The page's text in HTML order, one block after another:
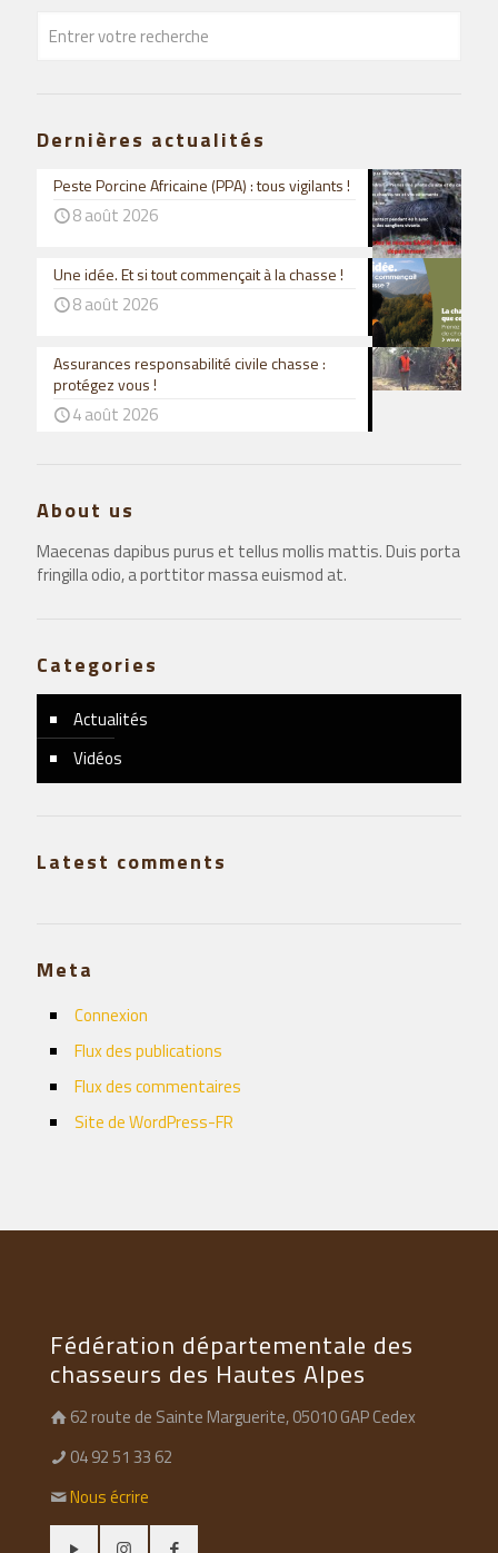
Dernières actualités
Peste Porcine Africaine (PPA) : tous vigilants !
8 août 2026
Une idée. Et si tout commençait à la chasse !
8 août 2026
Assurances responsabilité civile chasse :
protégez vous !
4 août 2026
About us
Maecenas dapibus purus et tellus mollis mattis. Duis porta
fringilla odio, a porttitor massa euismod at.
Categories
Actualités
Vidéos
Latest comments
Meta
Connexion
Flux des publications
Flux des commentaires
Site de WordPress-FR
Fédération départementale des
chasseurs des Hautes Alpes
62 route de Sainte Marguerite, 05010 GAP Cedex
04 92 51 33 62
Nous écrire